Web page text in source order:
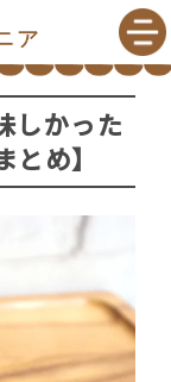
しかった
め】